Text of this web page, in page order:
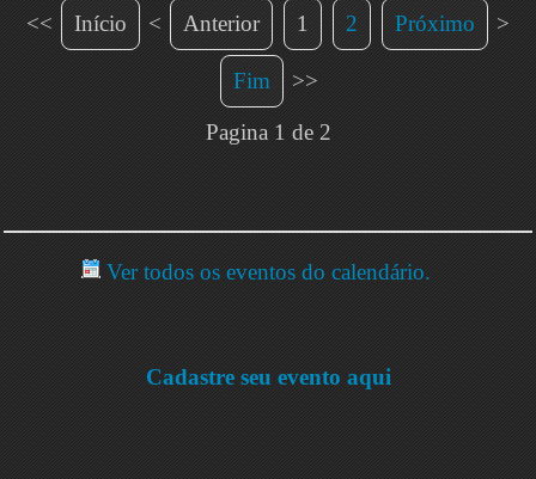
<< Início < Anterior 1 2 Próximo >
Fim >>
Pagina 1 de 2
Ver todos os eventos do calendário.
Cadastre seu evento aqui